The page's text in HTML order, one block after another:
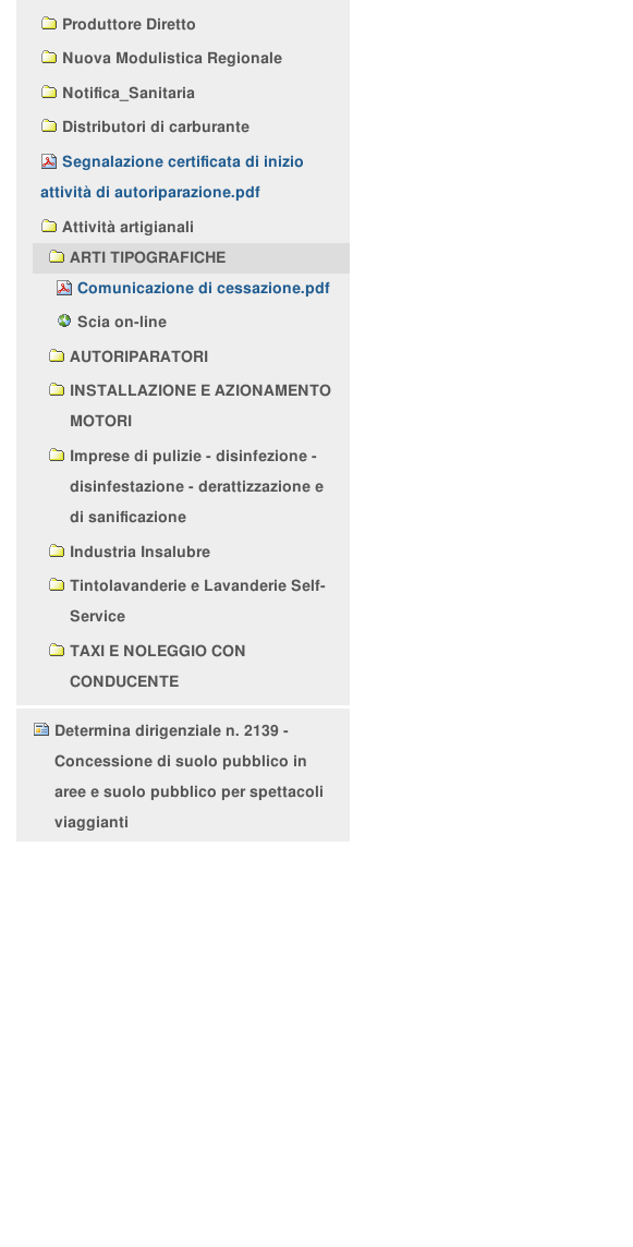
Produttore Diretto
Nuova Modulistica Regionale
Notifica_Sanitaria
Distributori di carburante
Segnalazione certificata di inizio
attività di autoriparazione.pdf
Attività artigianali
ARTI TIPOGRAFICHE
Comunicazione di cessazione.pdf
Scia on-line
AUTORIPARATORI
INSTALLAZIONE E AZIONAMENTO
MOTORI
Imprese di pulizie - disinfezione -
disinfestazione - derattizzazione e
di sanificazione
Industria Insalubre
Tintolavanderie e Lavanderie Self-
Service
TAXI E NOLEGGIO CON
CONDUCENTE
Determina dirigenziale n. 2139 -
Concessione di suolo pubblico in
aree e suolo pubblico per spettacoli
viaggianti